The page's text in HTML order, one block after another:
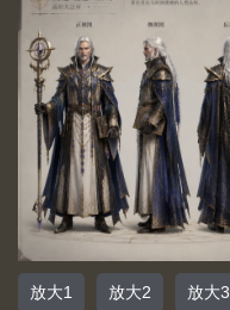
放大1 放大2 放大3